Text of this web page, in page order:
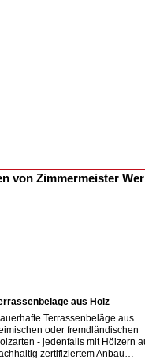
von Zimmermeister
aus Holz
Terrassenbeläge aus
oder fremdländischen
- jedenfalls mit Hölzern
zertifiziertem Anbau…